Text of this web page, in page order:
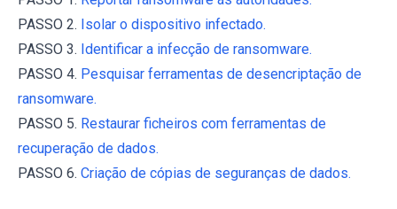
PASSO 2. Isolar o dispositivo infectado.
PASSO 3. Identificar a infecção de ransomware.
PASSO 4. Pesquisar ferramentas de desencriptação de
ransomware.
PASSO 5. Restaurar ficheiros com ferramentas de
recuperação de dados.
PASSO 6. Criação de cópias de seguranças de dados.